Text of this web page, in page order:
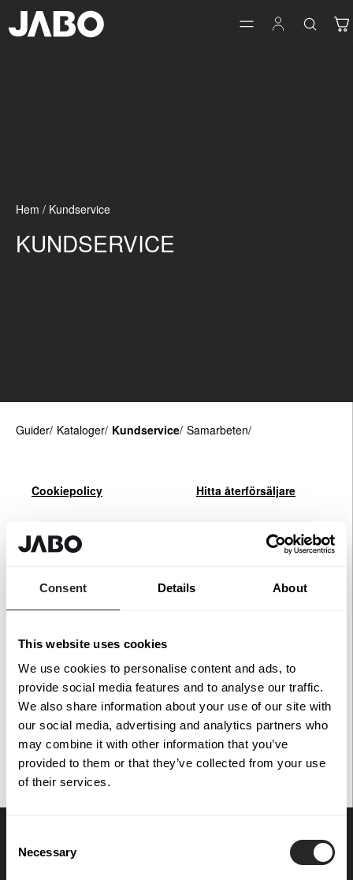
Consent Details About
This website uses cookies
We use cookies to personalise content and ads, to
provide social media features and to analyse our traffic.
We also share information about your use of our site with
our social media, advertising and analytics partners who
may combine it with other information that you’ve
provided to them or that they’ve collected from your use
of their services.
Selection
Necessary
Hem / Kundservice
KUNDSERVICE
Guider Kataloger Kundservice Samarbeten
Cookiepolicy Hitta återförsäljare
Hållbarhetspolicy Integritetspolicy
Kontakta oss
Visselblåsarpolicy
Köpvillkor Ångerrätt
Tillgänglighetsredogörelse Ångra köp
Prenumerera på vårt nyhetsbrev